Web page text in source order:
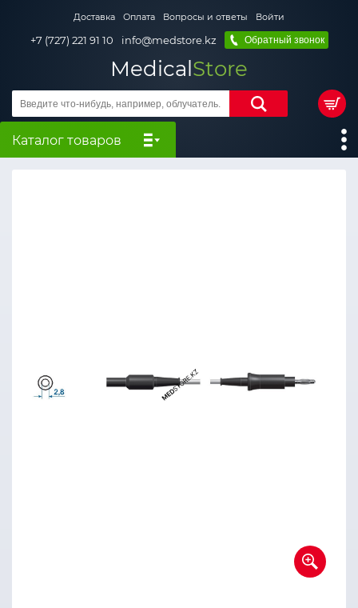
Доставка Оплата Вопросы и ответы Войти
+7 (727) 221 91 10 info@medstore.kz Обратный звонок
MedicalStore
Каталог товаров